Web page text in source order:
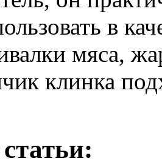
в
мяса,
клинка